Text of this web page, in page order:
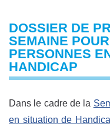
DOSSIER DE
SEMAINE
PERSONNES
HANDICAP
Dans le cadre de la
en situation de